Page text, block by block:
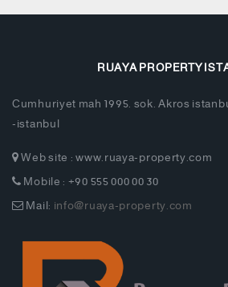
RUAYA PROPERTY
Cumhuriyet mah 1995. sok. Akros
-istanbul
Web site : www.ruaya-property.com
Mobile : +90 555 000 00 30
Mail:info@ruaya-property.com